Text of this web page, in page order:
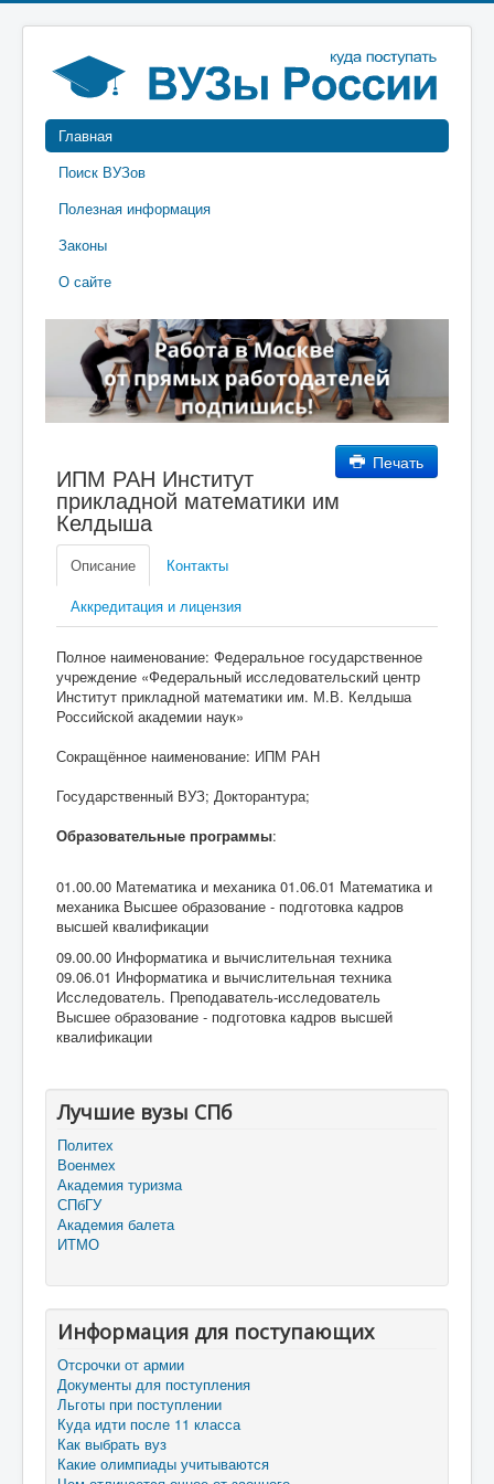
Главная
Поиск ВУЗов
Полезная информация
Законы
О сайте
Печать
ИПМ РАН Институт
прикладной математики им
Келдыша
Описание
Контакты
Аккредитация и лицензия
Полное наименование: Федеральное государственное
учреждение «Федеральный исследовательский центр
Институт прикладной математики им. М.В. Келдыша
Российской академии наук»
Сокращённое наименование: ИПМ РАН
Государственный ВУЗ; Докторантура;
Образовательные программы:
01.00.00 Математика и механика 01.06.01 Математика и
механика Высшее образование - подготовка кадров
высшей квалификации
09.00.00 Информатика и вычислительная техника
09.06.01 Информатика и вычислительная техника
Исследователь. Преподаватель-исследователь
Высшее образование - подготовка кадров высшей
квалификации
Лучшие вузы СПб
Политех
Военмех
Академия туризма
СПбГУ
Академия балета
ИТМО
Информация для поступающих
Отсрочки от армии
Документы для поступления
Льготы при поступлении
Куда идти после 11 класса
Как выбрать вуз
Какие олимпиады учитываются